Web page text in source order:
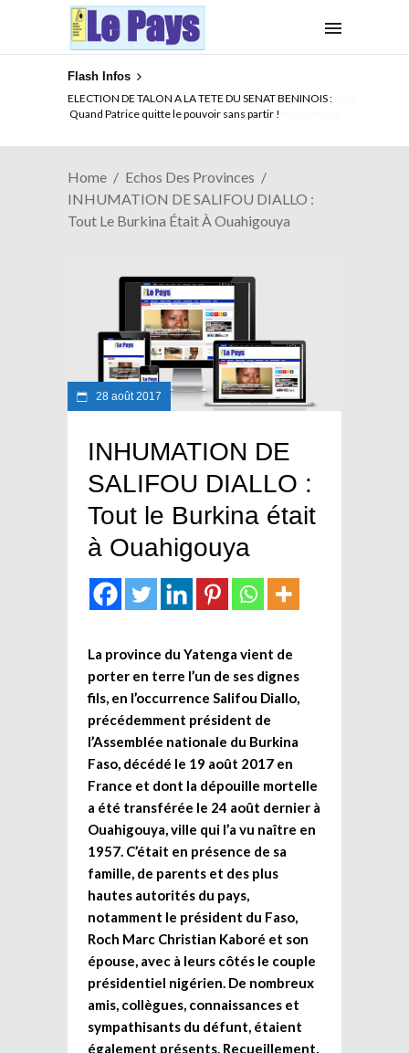
Flash Infos
ELECTION DE TALON A LA TETE DU SENAT BENINOIS :
Quand Patrice quitte le pouvoir sans partir !
Home
Echos Des Provinces
INHUMATION DE SALIFOU DIALLO :
Tout Le Burkina Était À Ouahigouya
28 août 2017
INHUMATION DE
SALIFOU DIALLO :
Tout le Burkina était
à Ouahigouya
La province du Yatenga vient de
porter en terre l’un de ses dignes
fils, en l’occurrence Salifou Diallo,
précédemment président de
l’Assemblée nationale du Burkina
Faso, décédé le 19 août 2017 en
France et dont la dépouille mortelle
a été transférée le 24 août dernier à
Ouahigouya, ville qui l’a vu naître en
1957. C’était en présence de sa
famille, de parents et des plus
hautes autorités du pays,
notamment le président du Faso,
Roch Marc Christian Kaboré et son
épouse, avec à leurs côtés le couple
présidentiel nigérien. De nombreux
amis, collègues, connaissances et
sympathisants du défunt, étaient
également présents. Recueillement,